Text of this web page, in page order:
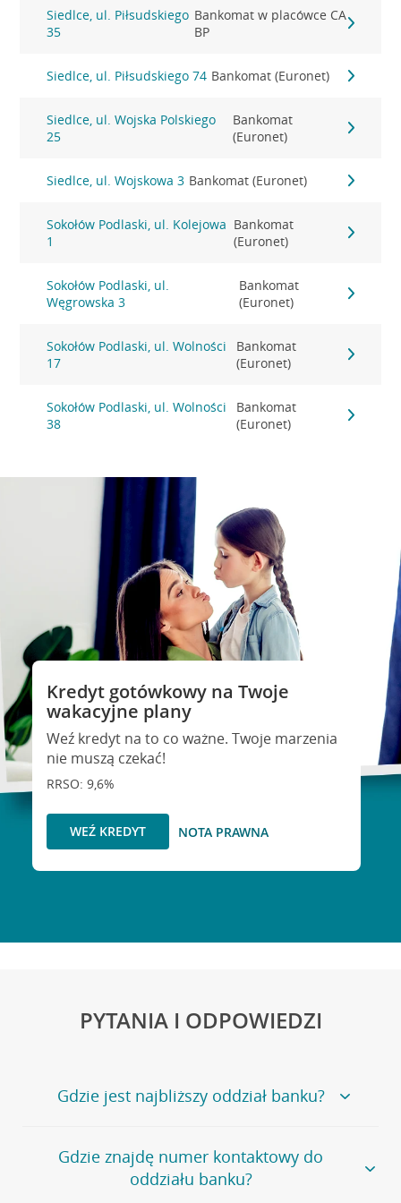
Siedlce, ul. Piłsudskiego
35
Bankomat w placówce CA
BP
Siedlce, ul. Piłsudskiego 74 Bankomat (Euronet)
Siedlce, ul. Wojska Polskiego
25
Bankomat
(Euronet)
Siedlce, ul. Wojskowa 3 Bankomat (Euronet)
Sokołów Podlaski, ul. Kolejowa
1
Bankomat
(Euronet)
Sokołów Podlaski, ul.
Węgrowska 3
Bankomat
(Euronet)
Sokołów Podlaski, ul. Wolności
17
Bankomat
(Euronet)
Sokołów Podlaski, ul. Wolności
38
Bankomat
(Euronet)
Kredyt gotówkowy na Twoje
wakacyjne plany
Weź kredyt na to co ważne. Twoje marzenia
nie muszą czekać!
RRSO: 9,6%
WEŹ KREDYT NOTA PRAWNA
PYTANIA I ODPOWIEDZI
Gdzie jest najbliższy oddział banku?
Jeśli szukasz oddziału naszego banku, zapraszamy na
stronęPlacówki i bankomaty, na której znajduje się
wygodna wyszukiwarka.
Gdzie znajdę numer kontaktowy do
oddziału banku?